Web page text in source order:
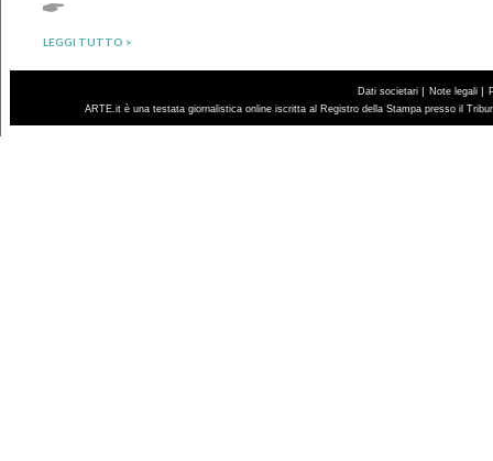
LEGGI TUTTO >
Dati societari | Note legali |
ARTE.it è una testata giornalistica online iscritta al Registro della Stampa presso il